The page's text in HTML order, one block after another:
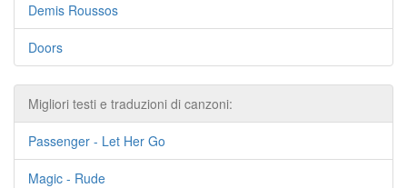
Demis Roussos
Doors
Migliori testi e traduzioni di canzoni:
Passenger - Let Her Go
Magic - Rude